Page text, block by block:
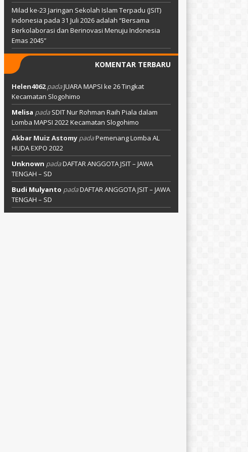
Milad ke-23 Jaringan Sekolah Islam Terpadu (JSIT)
Indonesia pada 31 Juli 2026 adalah “Bersama
Berkolaborasi dan Berinovasi Menuju Indonesia
Emas 2045”
KOMENTAR TERBARU
Helen4062padaJUARA MAPSI ke 26 Tingkat
Kecamatan Slogohimo
Melisa padaSDIT Nur Rohman Raih Piala dalam
Lomba MAPSI 2022 Kecamatan Slogohimo
Akbar Muiz AstomypadaPemenang Lomba AL
HUDA EXPO 2022
Unknown padaDAFTAR ANGGOTA JSIT – JAWA
TENGAH – SD
Budi Mulyanto padaDAFTAR ANGGOTA JSIT – JAWA
TENGAH – SD